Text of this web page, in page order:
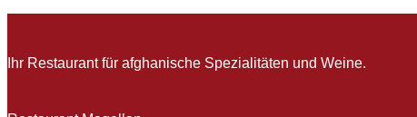
Ihr Restaurant für afghanische Spezialitäten und Weine.